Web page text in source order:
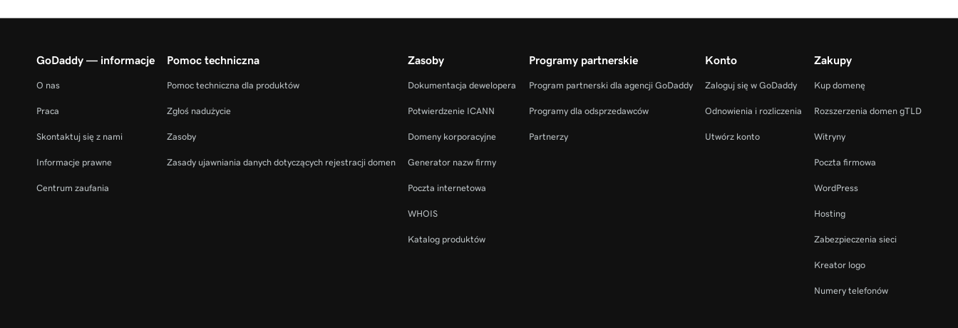
GoDaddy — informacje
O nas
Praca
Skontaktuj się z nami
Informacje prawne
Centrum zaufania
Pomoc techniczna
Pomoc techniczna dla produktów
Zgłoś nadużycie
Zasoby
Zasady ujawniania danych dotyczących rejestracji domen
Zasoby
Dokumentacja dewelopera
Potwierdzenie ICANN
Domeny korporacyjne
Generator nazw firmy
Poczta internetowa
WHOIS
Katalog produktów
Programy partnerskie
Program partnerski dla agencji GoDaddy
Programy dla odsprzedawców
Partnerzy
Konto
Zaloguj się w GoDaddy
Odnowienia i rozliczenia
Utwórz konto
Zakupy
Kup domenę
Rozszerzenia domen gTLD
Witryny
Poczta firmowa
WordPress
Hosting
Zabezpieczenia sieci
Kreator logo
Numery telefonów